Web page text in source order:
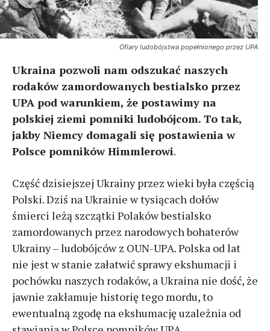
Ofiary ludobójstwa popełnionego przez UPA
Ukraina pozwoli nam odszukać naszych
rodaków zamordowanych bestialsko przez
UPA pod warunkiem, że postawimy na
polskiej ziemi pomniki ludobójcom. To tak,
jakby Niemcy domagali się postawienia w
Polsce pomników Himmlerowi.
Część dzisiejszej Ukrainy przez wieki była częścią
Polski. Dziś na Ukrainie w tysiącach dołów
śmierci leżą szczątki Polaków bestialsko
zamordowanych przez narodowych bohaterów
Ukrainy – ludobójców z OUN-UPA. Polska od lat
nie jest w stanie załatwić sprawy ekshumacji i
pochówku naszych rodaków, a Ukraina nie dość, że
jawnie zakłamuje historię tego mordu, to
ewentualną zgodę na ekshumację uzależnia od